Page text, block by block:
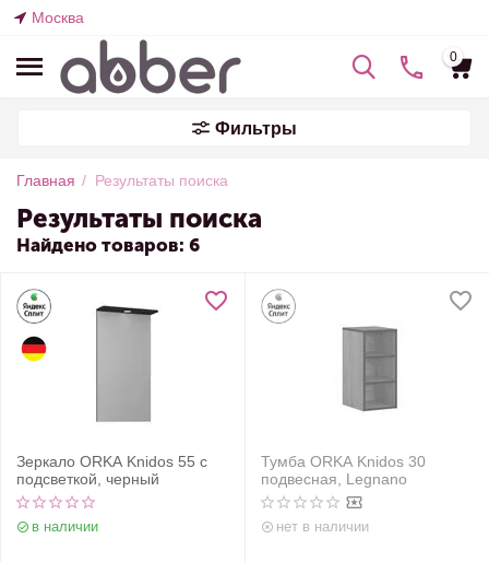
Москва
0
Фильтры
Главная / Результаты поиска
Результаты поиска
Найдено товаров: 6
Зеркало ORKA Knidos 55 с
подсветкой, черный
в наличии
Тумба ORKA Knidos 30
подвесная, Legnano
нет в наличии